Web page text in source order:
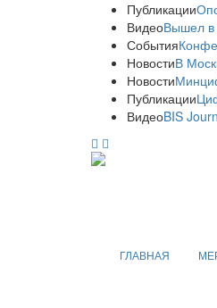
Публикации
ВидеоВышел в
События
НовостиВ
Новости
Публикации
ВидеоBIS
ГЛАВНАЯ